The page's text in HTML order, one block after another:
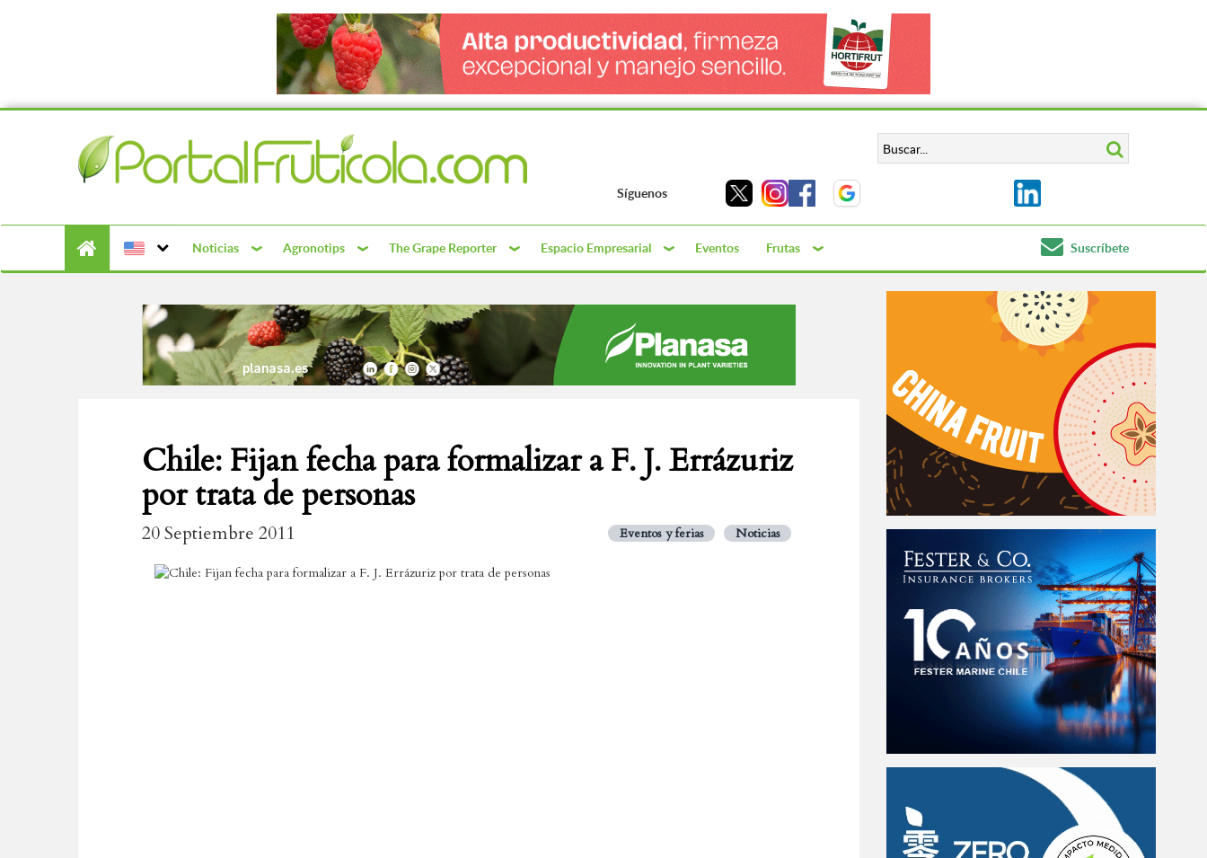
Síguenos
Noticias Agronotips The Grape Reporter Espacio Empresarial Eventos Frutas Suscríbete
Chile: Fijan fecha para formalizar a F. J. Errázuriz
por trata de personas
20 Septiembre 2011 Eventos y ferias Noticias